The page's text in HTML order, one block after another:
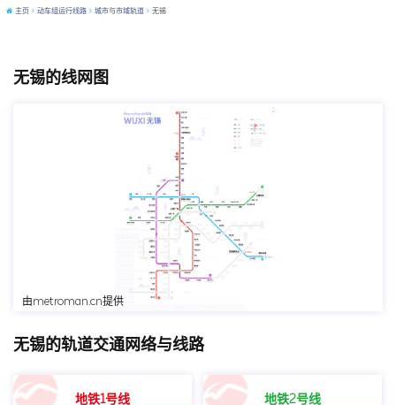
主页 动车组运行线路 城市与市域轨道 无锡
无锡的线网图
点击跳转至MetroMan查看
由metroman.cn提供
无锡的轨道交通网络与线路
地铁1号线 地铁2号线